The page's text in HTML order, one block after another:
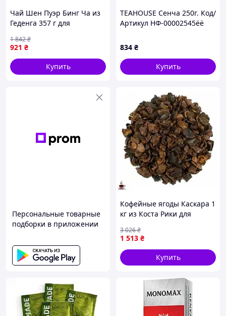
Чай Шен Пуэр Бинг Ча из
Геденга 357 г для
восточного напитка
921 ₴
1 842₴
Купить
TEAHOUSE Сенча 250г. Код/
Артикул НФ-00002545ёё
834 ₴
Купить
Персональные товарные
подборки в приложении
Кофейные ягоды Каскара 1
кг из Коста Рики для
натуральным вкусом и
пользой
1 513 ₴
3 026₴
Купить